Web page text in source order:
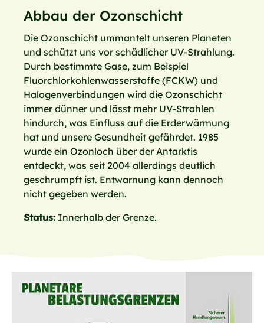
Abbau der Ozonschicht
Die Ozonschicht ummantelt unseren Planeten
und schützt uns vor schädlicher UV-Strahlung.
Durch bestimmte Gase, zum Beispiel
Fluorchlorkohlenwasserstoffe (FCKW) und
Halogenverbindungen wird die Ozonschicht
immer dünner und lässt mehr UV-Strahlen
hindurch, was Einfluss auf die Erderwärmung
hat und unsere Gesundheit gefährdet. 1985
wurde ein Ozonloch über der Antarktis
entdeckt, was seit 2004 allerdings deutlich
geschrumpft ist. Entwarnung kann dennoch
nicht gegeben werden.
Status: Innerhalb der Grenze.